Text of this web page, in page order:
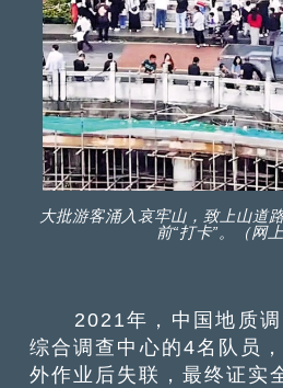
大批游客涌入哀牢山，致上山道
前“打卡”。（网
2021年，中国地质调
综合调查中心的4名队员
外作业后失联，最终证实